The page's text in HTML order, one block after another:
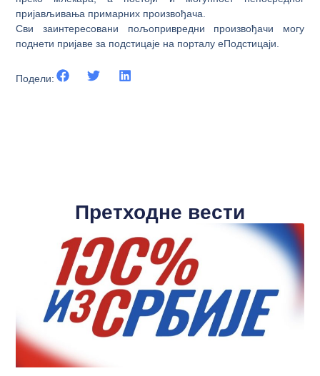
пријављивања примарних произвођача.
Сви заинтересовани пољопривредни произвођачи могу
поднети пријаве за подстицаје на порталу еПодстицаји.
Подели:
Претходне вести